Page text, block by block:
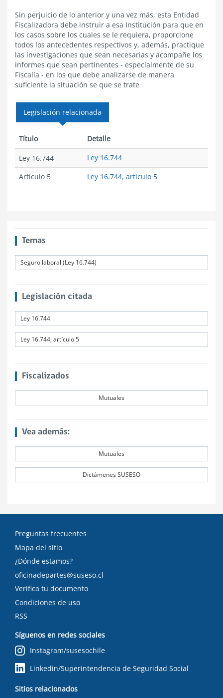
Sin perjuicio de lo anterior y una vez más, esta Entidad
Fiscalizadora debe instruir a esa Institución para que en
los casos sobre los cuales se le requiera, proporcione
todos los antecedentes respectivos y, además, practique
las investigaciones que sean necesarias y acompañe los
informes que sean pertinentes - especialmente de su
Fiscalía - en los que debe analizarse de manera
suficiente la situación se que se trate
Legislación relacionada
Título Detalle
Ley 16.744
Ley 16.744
Artículo 5
Ley 16.744, artículo 5
Temas
Seguro laboral (Ley 16.744)
Legislación citada
Ley 16.744
Ley 16.744, artículo 5
Fiscalizados
Mutuales
Vea además:
Mutuales
Dictámenes SUSESO
Preguntas frecuentes
Mapa del sitio
¿Dónde estamos?
oficinadepartes@suseso.cl
Verifica tu documento
Condiciones de uso
RSS
Síguenos en redes sociales
Instagram/susesochile
Linkedin/Superintendencia de Seguridad Social
Sitios relacionados